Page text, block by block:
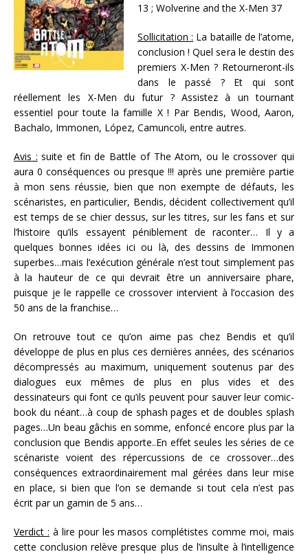
13 ; Wolverine and the X-Men 37
Sollicitation : La bataille de l’atome,
conclusion ! Quel sera le destin des
premiers X-Men ? Retourneront-ils
dans le passé ? Et qui sont
réellement les X-Men du futur ? Assistez à un tournant
essentiel pour toute la famille X ! Par Bendis, Wood, Aaron,
Bachalo, Immonen, López, Camuncoli, entre autres.
Avis : suite et fin de Battle of The Atom, ou le crossover qui
aura 0 conséquences ou presque !!! après une première partie
à mon sens réussie, bien que non exempte de défauts, les
scénaristes, en particulier, Bendis, décident collectivement qu’il
est temps de se chier dessus, sur les titres, sur les fans et sur
l’histoire qu’ils essayent péniblement de raconter… Il y a
quelques bonnes idées ici ou là, des dessins de Immonen
superbes…mais l’exécution générale n’est tout simplement pas
à la hauteur de ce qui devrait être un anniversaire phare,
puisque je le rappelle ce crossover intervient à l’occasion des
50 ans de la franchise…
On retrouve tout ce qu’on aime pas chez Bendis et qu’il
développe de plus en plus ces dernières années, des scénarios
décompressés au maximum, uniquement soutenus par des
dialogues eux mêmes de plus en plus vides et des
dessinateurs qui font ce qu’ils peuvent pour sauver leur comic-
book du néant…à coup de sphash pages et de doubles splash
pages…Un beau gâchis en somme, enfoncé encore plus par la
conclusion que Bendis apporte..En effet seules les séries de ce
scénariste voient des répercussions de ce crossover…des
conséquences extraordinairement mal gérées dans leur mise
en place, si bien que l’on se demande si tout cela n’est pas
écrit par un gamin de 5 ans…
Verdict : à lire pour les masos complétistes comme moi, mais
cette conclusion relève presque plus de l’insulte à l’intelligence